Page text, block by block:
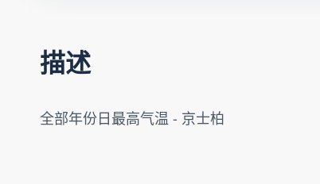
描述
全部年份日最高气温 - 京士柏